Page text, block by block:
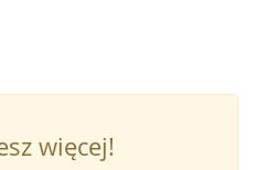
więcej!